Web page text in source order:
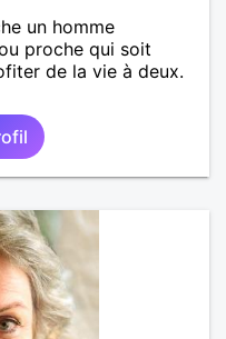
un homme
proche qui soit
de la vie à deux.